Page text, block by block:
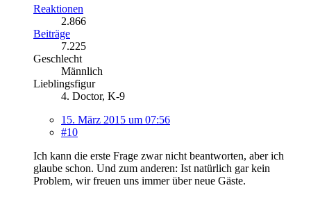
Reaktionen
2.866
Beiträge
7.225
Geschlecht
Männlich
Lieblingsfigur
4. Doctor, K-9
15. März 2015 um 07:56
#10
Ich kann die erste Frage zwar nicht beantworten, aber ich
glaube schon. Und zum anderen: Ist natürlich gar kein
Problem, wir freuen uns immer über neue Gäste.